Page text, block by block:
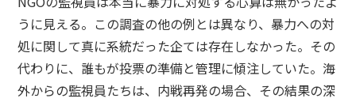
うに見える。この調査の他の例とは異なり、暴力への対
処に関して真に系統だった企ては存在しなかった。その
代わりに、誰もが投票の準備と管理に傾注していた。海
外からの監視員たちは、内戦再発の場合、その結果の深